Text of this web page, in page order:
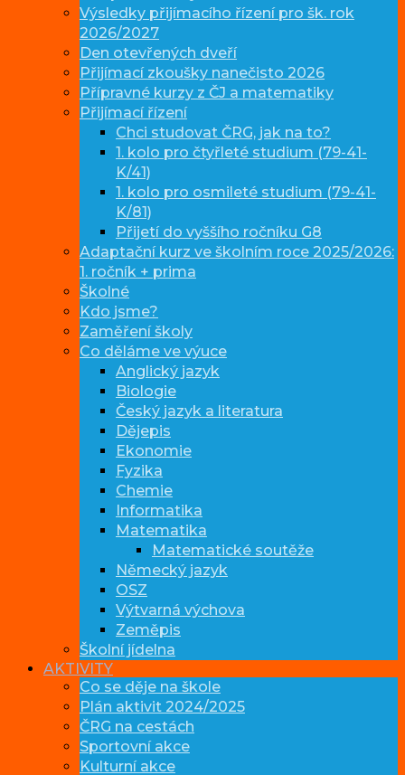
Výsledky přijímacího řízení pro šk. rok
2026/2027
Den otevřených dveří
Přijímací zkoušky nanečisto 2026
Přípravné kurzy z ČJ a matematiky
Přijímací řízení
Chci studovat ČRG, jak na to?
1. kolo pro čtyřleté studium (79-41-
K/41)
1. kolo pro osmileté studium (79-41-
K/81)
Přijetí do vyššího ročníku G8
Adaptační kurz ve školním roce 2025/2026:
1. ročník + prima
Školné
Kdo jsme?
Zaměření školy
Co děláme ve výuce
Anglický jazyk
Biologie
Český jazyk a literatura
Dějepis
Ekonomie
Fyzika
Chemie
Informatika
Matematika
Matematické soutěže
Německý jazyk
OSZ
Výtvarná výchova
Zeměpis
Školní jídelna
AKTIVITY
Co se děje na škole
Plán aktivit 2024/2025
ČRG na cestách
Sportovní akce
Kulturní akce